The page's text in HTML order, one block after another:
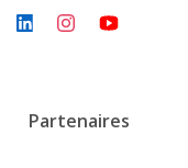
Partenaires